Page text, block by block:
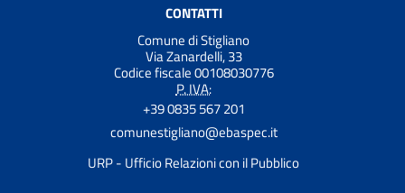
CONTATTI
Comune di Stigliano
Via Zanardelli, 33
Codice fiscale 00108030776
P. IVA:
+39 0835 567 201
comunestigliano@ebaspec.it
URP - Ufficio Relazioni con il Pubblico